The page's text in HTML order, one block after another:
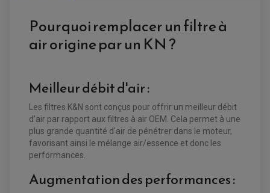
EQUIPEMENT ELECTRIQUE QUAD / SSV
Pourquoi remplacer un filtre à
air origine par un KN ?
Meilleur débit d'air :
Les filtres K&N sont conçus pour offrir un meilleur débit
d'air par rapport aux filtres à air OEM. Cela permet à une
plus grande quantité d'air de pénétrer dans le moteur,
favorisant ainsi le mélange air/essence et donc les
performances.
Augmentation des performances :